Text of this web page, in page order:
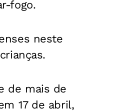
fogo.
neste
de mais de
17 de abril,